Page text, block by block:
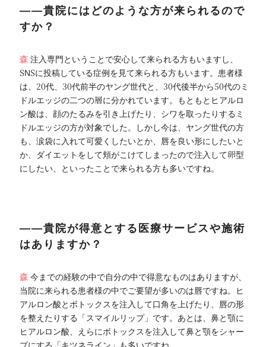
――貴院にはどのような方が来られるので
すか？
森注入専門ということで安心して来られる方もいますし、
SNSに投稿している症例を見て来られる方もいます。患者様
は、20代、30代前半のヤング世代と、30代後半から50代のミ
ドルエッジの二つの層に分かれています。もともとヒアルロ
ン酸は、顔のたるみを引き上げたり、シワを取ったりするミ
ドルエッジの方が対象でした。しかし今は、ヤング世代の方
も、涙袋に入れて可愛くしたいとか、唇を良い形にしたいと
か、ダイエットをして頬がこけてしまったので注入して卵型
にしたい、といったことで来られる方も多いですね。
――貴院が得意とする医療サービスや施術
はありますか？
森今までの経験の中で自分の中で得意なものはありますが、
当院に来られる患者様の中でご要望が多いのは唇ですね。ヒ
アルロン酸とボトックスを注入して口角を上げたり、唇の形
を整えたりする「スマイルリップ」です。あとは、鼻と顎に
ヒアルロン酸、えらにボトックスを注入して鼻と顎をシャー
プにする「キツネライン」も多いですね。